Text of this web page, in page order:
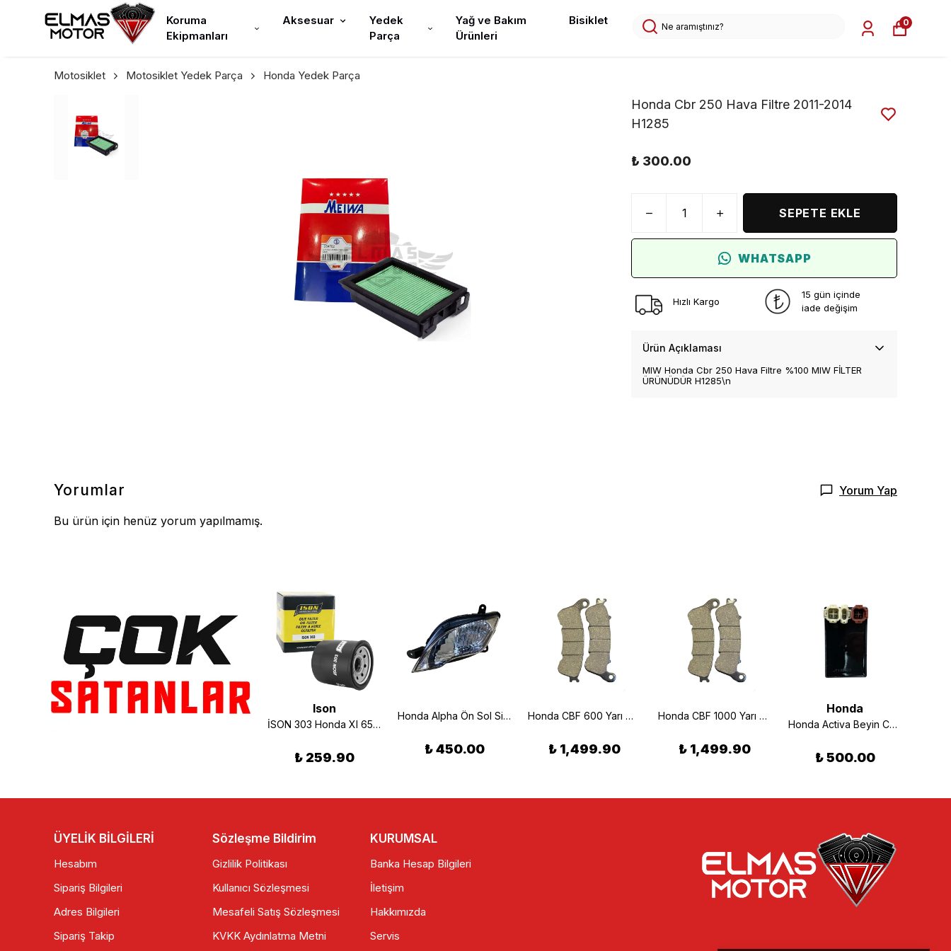
Koruma
Ekipmanları
Aksesuar
Yedek
Parça
Yağ ve Bakım
Ürünleri
Bisiklet 0
Motosiklet Motosiklet Yedek Parça Honda Yedek Parça
Honda Cbr 250 Hava Filtre 2011-2014
H1285
₺ 300.00
SEPETE EKLE
WHATSAPP
Hızlı Kargo
15 gün içinde
iade değişim
Ürün Açıklaması
MIW Honda Cbr 250 Hava Filtre %100 MIW FİLTER
ÜRÜNÜDÜR H1285\n
Yorumlar Yorum Yap
Bu ürün için henüz yorum yapılmamış.
HAVA FİLTRE ELEMANI HONDA SPACY ALPHA 110
EBC Ison
İSON 303 Honda Xl 650 Transalp Uyumlu Yağ Filtresi 2001-2007
₺ 259.90
Honda Alpha Ön Sol Sinyal
₺ 450.00
Honda CBF 600 Yarı Metalik Ön & Arka Fren Balatası (04/12) Braking 910SM1
₺ 1,499.90
Honda CBF 1000 Yarı Metalik Ön & Arka Fren Balatası (06/10) Braking 910SM1
₺ 1,499.90
Honda
Honda Activa Beyin Cdı 10 Fişli Oem
₺ 500.00
ÜYELİK BİLGİLERİ
Hesabım
Sipariş Bilgileri
Adres Bilgileri
Sipariş Takip
Sözleşme Bildirim
Gizlilik Politikası
Kullanıcı Sözleşmesi
Mesafeli Satış Sözleşmesi
KVKK Aydınlatma Metni
KURUMSAL
Banka Hesap Bilgileri
İletişim
Hakkımızda
Servis